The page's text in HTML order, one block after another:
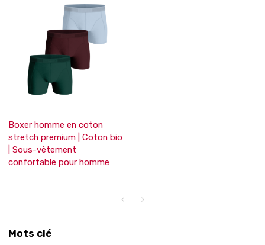
Boxer homme en coton
stretch premium | Coton bio
| Sous-vêtement
confortable pour homme
Mots clé